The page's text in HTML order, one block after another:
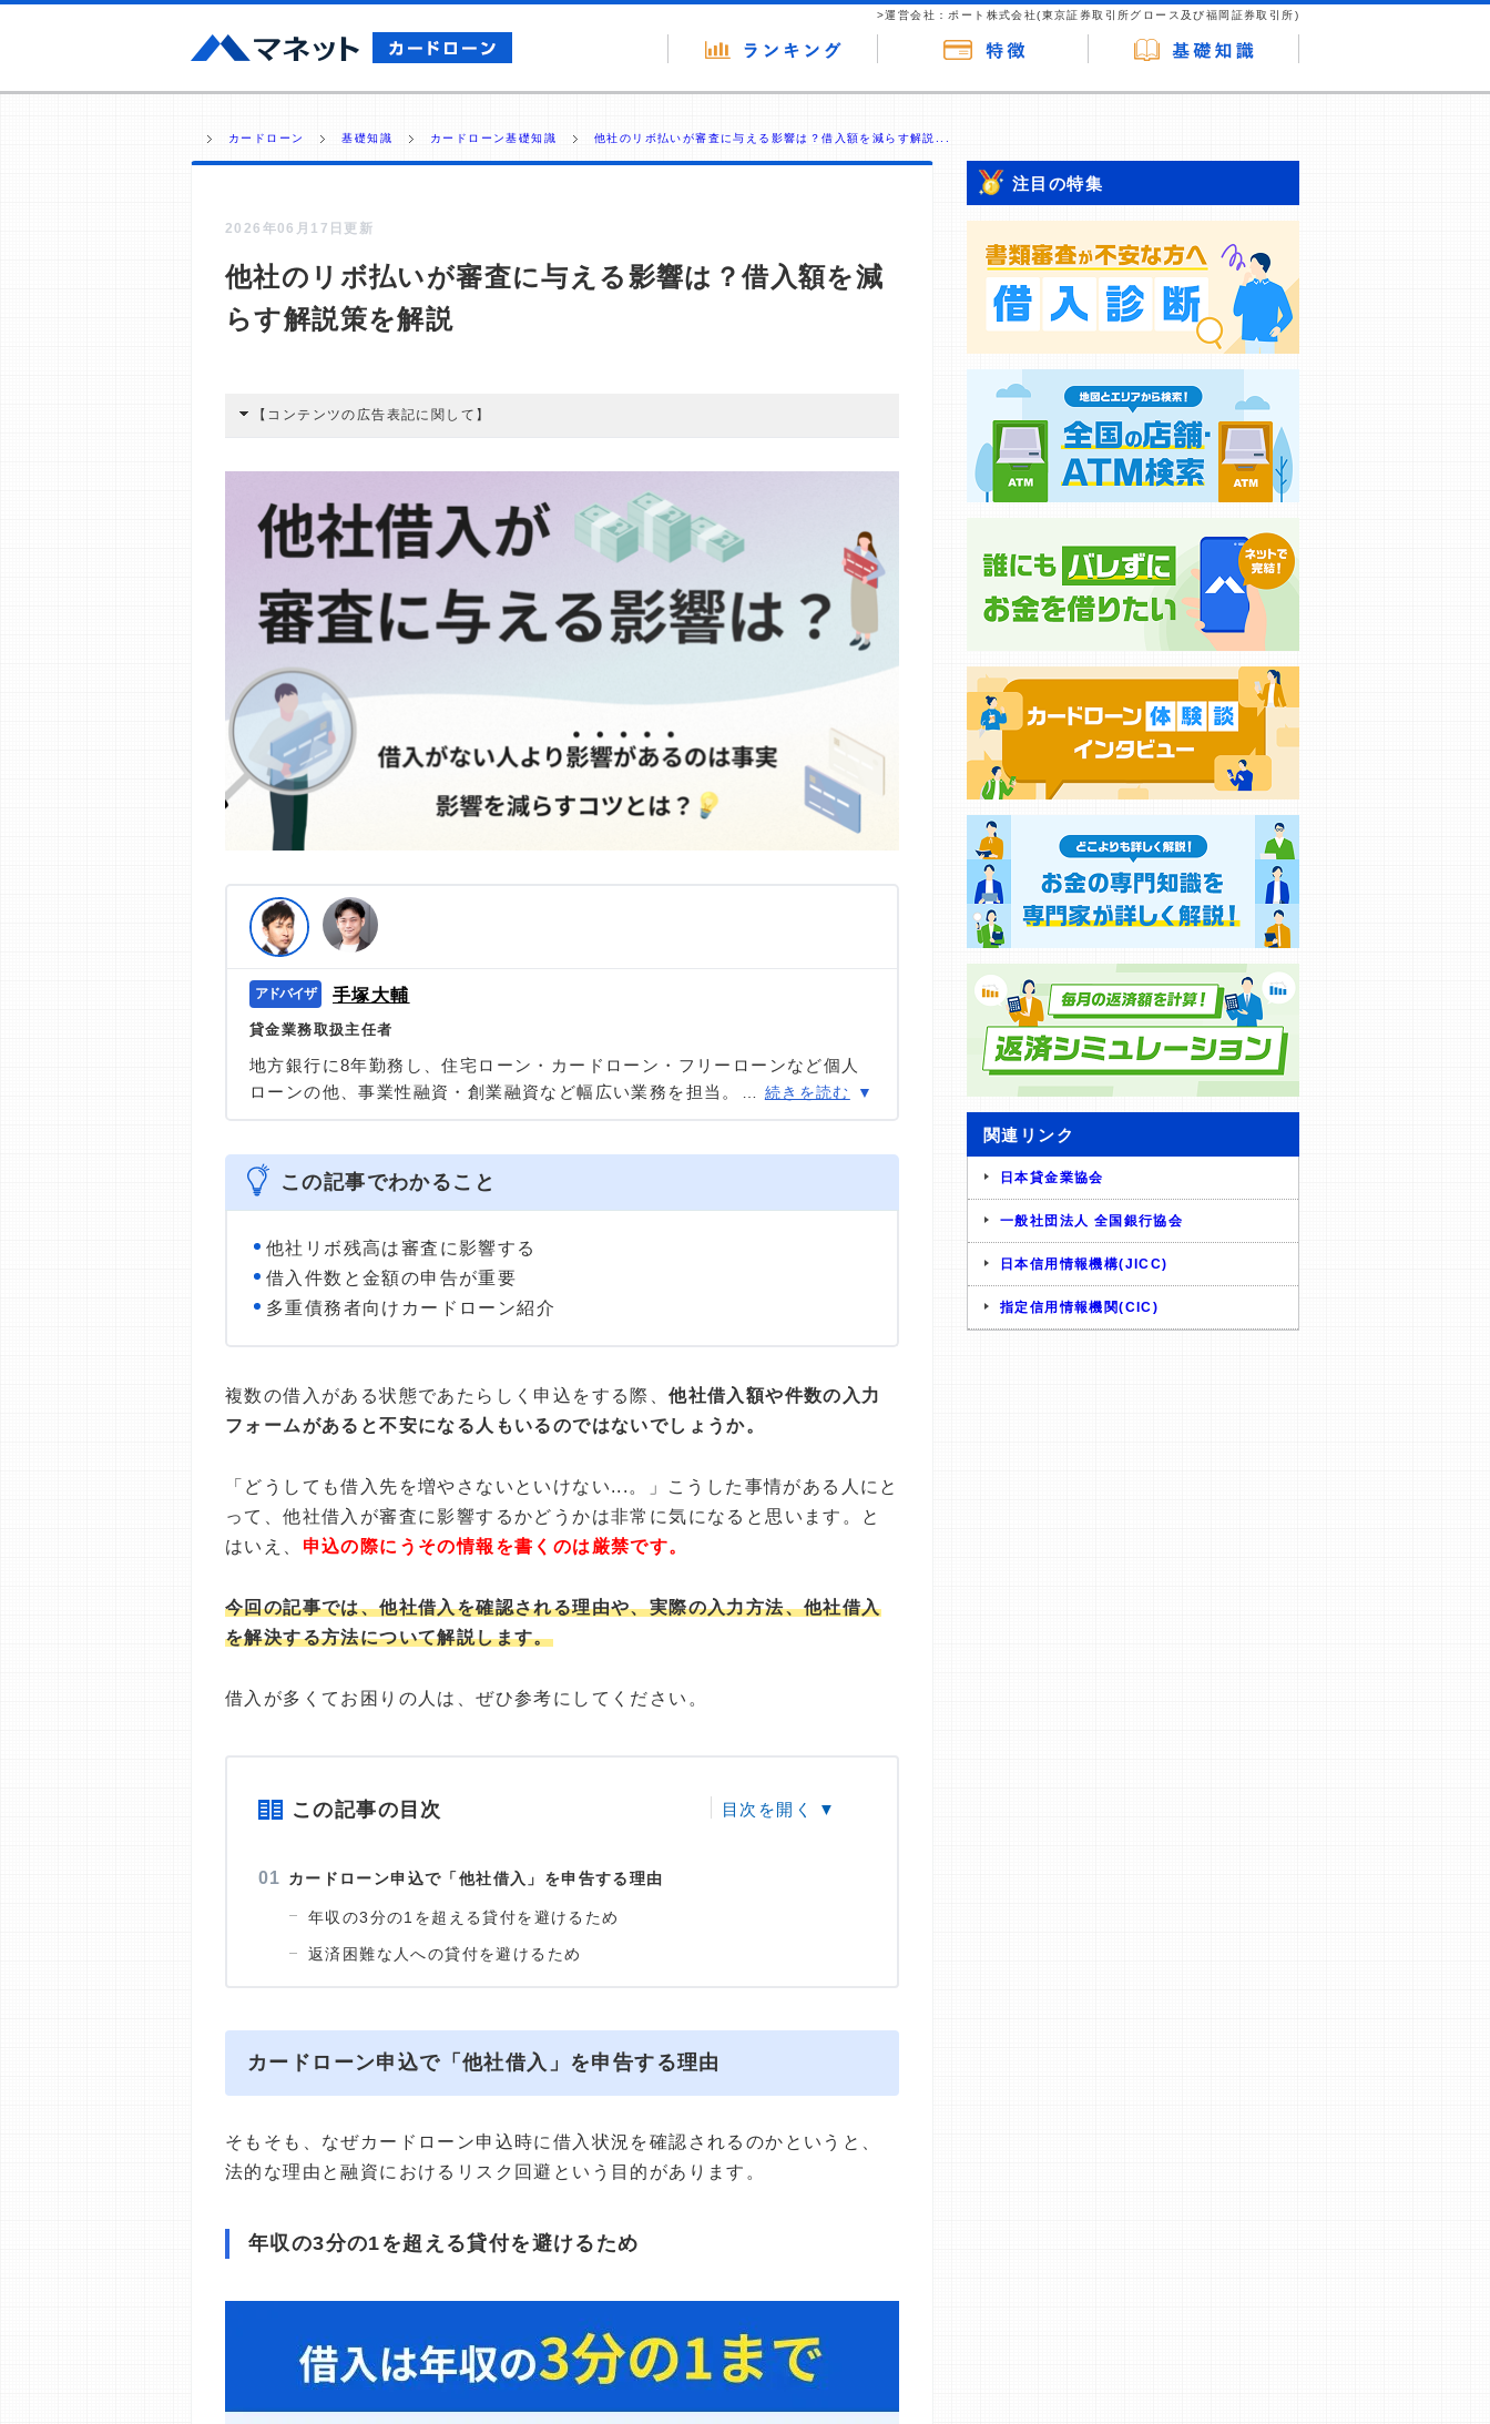
>運営会社：ポート株式会社(東京証券取引所グロース及び福岡証券取引所)
カードローン 基礎知識 カードローン基礎知識 他社のリボ払いが審査に与える影響は？借入額を減らす解説...
2026年06月17日更新
他社のリボ払いが審査に与える影響は？借入額を減
らす解説策を解説
【コンテンツの広告表記に関して】
編集部の調査／ユーザーへの口コミ収集などに基づき、公平性を担保した情報提供を行っていま
す。
>提携企業一覧
手塚大輔
貸金業務取扱主任者
地方銀行に8年勤務し、住宅ローン・カードローン・フリーローンなど個人
ローンの他、事業性融資・創業融資など幅広い業務を担当。貸金業務取扱主
＞＞公式ページ
… 続きを読む
この記事でわかること
他社リボ残高は審査に影響する
借入件数と金額の申告が重要
多重債務者向けカードローン紹介
複数の借入がある状態であたらしく申込をする際、他社借入額や件数の入力
フォームがあると不安になる人もいるのではないでしょうか。
「どうしても借入先を増やさないといけない...。」こうした事情がある人にと
って、他社借入が審査に影響するかどうかは非常に気になると思います。と
はいえ、 申込の際にうその情報を書くのは厳禁です。
今回の記事では、他社借入を確認される理由や、実際の入力方法、他社借入
を解決する方法について解説します。
借入が多くてお困りの人は、ぜひ参考にしてください。
この記事の目次
カードローン申込で「他社借入」を申告する理由
年収の3分の1を超える貸付を避けるため
返済困難な人への貸付を避けるため
カードローン申込で「他社借入」を申告する理由
そもそも、なぜカードローン申込時に借入状況を確認されるのかというと、
法的な理由と融資におけるリスク回避という目的があります。
年収の3分の1を超える貸付を避けるため
注目の特集
関連リンク
日本貸金業協会
一般社団法人 全国銀行協会
日本信用情報機構(JICC)
指定信用情報機関(CIC)